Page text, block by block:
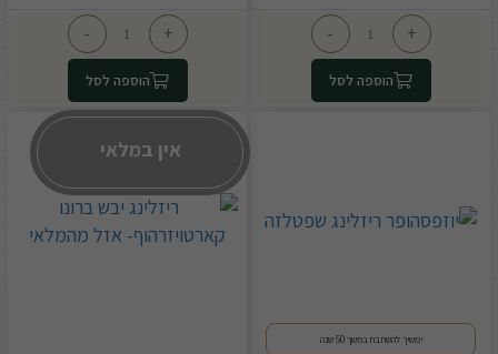
+
-
הוספה לסל
+
-
הוספה לסל
ימשיך להשתבח במשך 50 שנה
אין במלאי